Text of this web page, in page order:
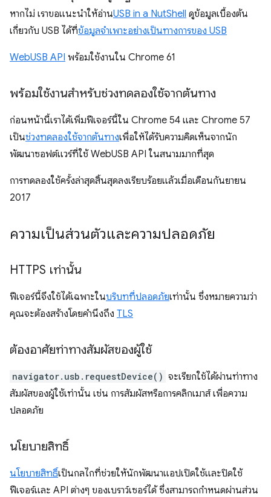
หากไม่ เราขอแนะนำให้อ่านUSB in a NutShell ดูข้อมูลเบื้องต้น
เกี่ยวกับ USB ได้ที่ข้อมูลจำเพาะอย่างเป็นทางการของ USB
WebUSB API พร้อมใช้งานใน Chrome 61
พร้อมใช้งานสำหรับช่วงทดลองใช้จากต้นทาง
ก่อนหน้านี้เราได้เพิ่มฟีเจอร์นี้ใน Chrome 54 และ Chrome 57
เป็นช่วงทดลองใช้จากต้นทางเพื่อให้ได้รับความคิดเห็นจากนัก
พัฒนาซอฟต์แวร์ที่ใช้ WebUSB API ในสนามมากที่สุด
การทดลองใช้ครั้งล่าสุดสิ้นสุดลงเรียบร้อยแล้วเมื่อเดือนกันยายน
2017
ความเป็นส่วนตัวและความปลอดภัย
HTTPS เท่านั้น
ฟีเจอร์นี้จึงใช้ได้เฉพาะในบริบทที่ปลอดภัยเท่านั้น ซึ่งหมายความว่า
คุณจะต้องสร้างโดยคำนึงถึง TLS
ต้องอาศัยท่าทางสัมผัสของผู้ใช้
navigator.usb.requestDevice() จะเรียกใช้ได้ผ่านท่าทาง
สัมผัสของผู้ใช้เท่านั้น เช่น การสัมผัสหรือการคลิกเมาส์ เพื่อความ
ปลอดภัย
นโยบายสิทธิ์
นโยบายสิทธิ์เป็นกลไกที่ช่วยให้นักพัฒนาแอปเปิดใช้และปิดใช้
ฟีเจอร์และ API ต่างๆ ของเบราว์เซอร์ได้ ซึ่งสามารถกําหนดผ่านส่วน